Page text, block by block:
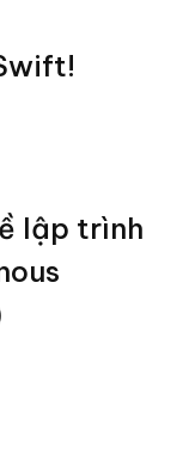
lập trình